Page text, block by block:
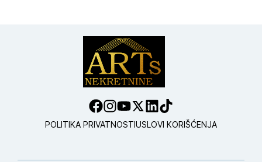
POLITIKA PRIVATNOSTIUSLOVI KORIŠĆENJA